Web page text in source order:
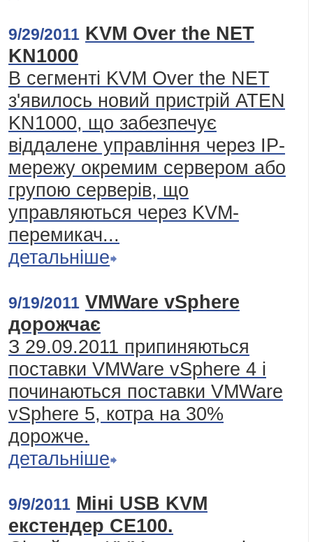
9/29/2011 KVM Over the NET
KN1000
В сегменті KVM Over the NET
з'явилось новий пристрій ATEN
KN1000, що забезпечує
віддалене управління через ІР-
мережу окремим сервером або
групою серверів, що
управляються через KVM-
перемикач...
детальніше
9/19/2011 VMWare vSphere
дорожчає
З 29.09.2011 припиняються
поставки VMWare vSphere 4 і
починаються поставки VMWare
vSphere 5, котра на 30%
дорожче.
детальніше
9/9/2011 Міні USB KVM
екстендер CE100.